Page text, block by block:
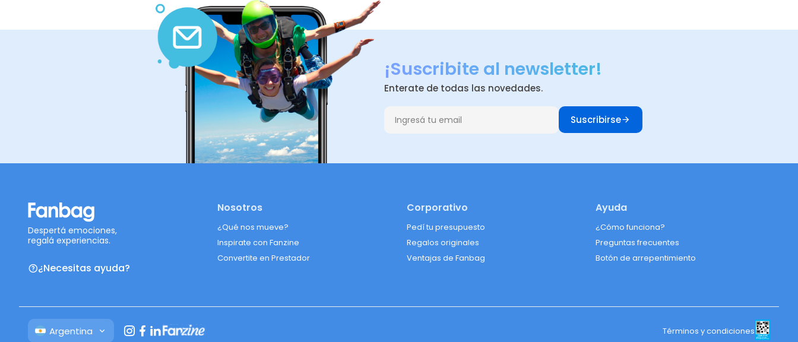
¡Suscribite al newsletter!
Enterate de todas las novedades.
Suscribirse
Despertá emociones,
regalá experiencias.
¿Necesitas ayuda?
Nosotros
¿Qué nos mueve?
Inspirate con Fanzine
Convertite en Prestador
Corporativo
Pedí tu presupuesto
Regalos originales
Ventajas de Fanbag
Ayuda
¿Cómo funciona?
Preguntas frecuentes
Botón de arrepentimiento
Argentina Términos y condiciones